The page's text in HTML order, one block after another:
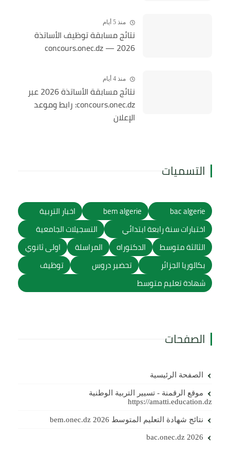
منذ 5 أيام
نتائج مسابقة توظيف الأساتذة
2026 — concours.onec.dz
منذ 4 أيام
نتائج مسابقة الأساتذة 2026 عبر
concours.onec.dz: رابط وموعد
الإعلان
التسميات
bac algerie
bem algerie
اخبار التربية
اختبارات سنة رابعة ابتدائي
التسجيلات الجامعية
الثالثة متوسط
الدكتوراه المراسلة
اولى ثانوي
بكالوريا الجزائر
تحضير دروس
توظيف
شهادة تعليم متوسط
الصفحات
الصفحة الرئيسية
موقع الرقمنة - تسيير التربية الوطنية
https://amatti.education.dz
نتائج شهادة التعليم المتوسط 2026 bem.onec.dz
bac.onec.dz 2026